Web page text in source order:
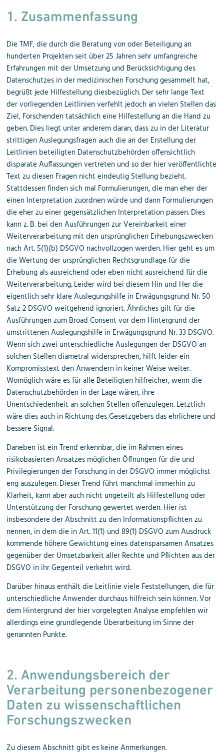
1. Zusammenfassung
Die TMF, die durch die Beratung von oder Beteiligung an
hunderten Projekten seit über 25 Jahren sehr umfangreiche
Erfahrungen mit der Umsetzung und Berücksichtigung des
Datenschutzes in der medizinischen Forschung gesammelt hat,
begrüßt jede Hilfestellung diesbezüglich. Der sehr lange Text
der vorliegenden Leitlinien verfehlt jedoch an vielen Stellen das
Ziel, Forschenden tatsächlich eine Hilfestellung an die Hand zu
geben. Dies liegt unter anderem daran, dass zu in der Literatur
strittigen Auslegungsfragen auch die an der Erstellung der
Leitlinien beteiligten Datenschutzbehörden offensichtlich
disparate Auffassungen vertreten und so der hier veröffentlichte
Text zu diesen Fragen nicht eindeutig Stellung bezieht.
Stattdessen finden sich mal Formulierungen, die man eher der
einen Interpretation zuordnen würde und dann Formulierungen
die eher zu einer gegensätzlichen Interpretation passen. Dies
kann z. B. bei den Ausführungen zur Vereinbarkeit einer
Weiterverarbeitung mit den ursprünglichen Erhebungszwecken
nach Art. 5(1)(b) DSGVO nachvollzogen werden. Hier geht es um
die Wertung der ursprünglichen Rechtsgrundlage für die
Erhebung als ausreichend oder eben nicht ausreichend für die
Weiterverarbeitung. Leider wird bei diesem Hin und Her die
eigentlich sehr klare Auslegungshilfe in Erwägungsgrund Nr. 50
Satz 2 DSGVO weitgehend ignoriert. Ähnliches gilt für die
Ausführungen zum Broad Consent vor dem Hintergrund der
umstrittenen Auslegungshilfe in Erwägungsgrund Nr. 33 DSGVO.
Wenn sich zwei unterschiedliche Auslegungen der DSGVO an
solchen Stellen diametral widersprechen, hilft leider ein
Kompromisstext den Anwendern in keiner Weise weiter.
Womöglich wäre es für alle Beteiligten hilfreicher, wenn die
Datenschutzbehörden in der Lage wären, ihre
Unentschiedenheit an solchen Stellen offenzulegen. Letztlich
wäre dies auch in Richtung des Gesetzgebers das ehrlichere und
bessere Signal.
Daneben ist ein Trend erkennbar, die im Rahmen eines
risikobasierten Ansatzes möglichen Öffnungen für die und
Privilegierungen der Forschung in der DSGVO immer möglichst
eng auszulegen. Dieser Trend führt manchmal immerhin zu
Klarheit, kann aber auch nicht ungeteilt als Hilfestellung oder
Unterstützung der Forschung gewertet werden. Hier ist
insbesondere der Abschnitt zu den Informationspflichten zu
nennen, in dem die in Art. 11(1) und 89(1) DSGVO zum Ausdruck
kommende höhere Gewichtung eines datensparsamen Ansatzes
gegenüber der Umsetzbarkeit aller Rechte und Pflichten aus der
DSGVO in ihr Gegenteil verkehrt wird.
Darüber hinaus enthält die Leitlinie viele Feststellungen, die für
unterschiedliche Anwender durchaus hilfreich sein können. Vor
dem Hintergrund der hier vorgelegten Analyse empfehlen wir
allerdings eine grundlegende Überarbeitung im Sinne der
genannten Punkte.
2. Anwendungsbereich der
Verarbeitung personenbezogener
Daten zu wissenschaftlichen
Forschungszwecken
Zu diesem Abschnitt gibt es keine Anmerkungen.